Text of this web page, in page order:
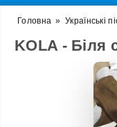
Головна » Українські
KOLA - Біля